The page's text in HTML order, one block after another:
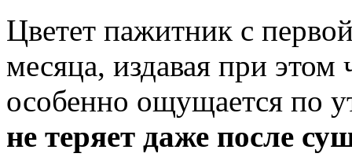
Цветет пажитник с
месяца, издавая при
особенно ощущается по
не теряет даже после